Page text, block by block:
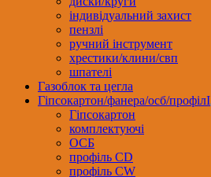
індивідуальний захист
пензлі
ручний інструмент
хрестики/клини/свп
шпателі
Газоблок та цегла
Гіпсокартон/фанера/осб/профілІ
Гіпсокартон
комплектуючі
ОСБ
профіль CD
профіль CW